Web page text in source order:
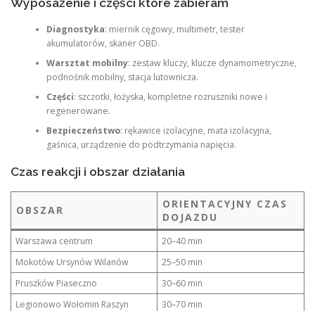
Diagnostyka: miernik cęgowy, multimetr, tester
akumulatorów, skaner OBD.
Warsztat mobilny: zestaw kluczy, klucze dynamometryczne,
podnośnik mobilny, stacja lutownicza.
Części: szczotki, łożyska, kompletne rozruszniki nowe i
regenerowane.
Bezpieczeństwo: rękawice izolacyjne, mata izolacyjna,
gaśnica, urządzenie do podtrzymania napięcia.
Czas reakcji i obszar działania
OBSZAR
ORIENTACYJNY CZAS
DOJAZDU
Warszawa centrum
20–40 min
Mokotów Ursynów Wilanów
25–50 min
Pruszków Piaseczno
30–60 min
Legionowo Wołomin Raszyn
30–70 min